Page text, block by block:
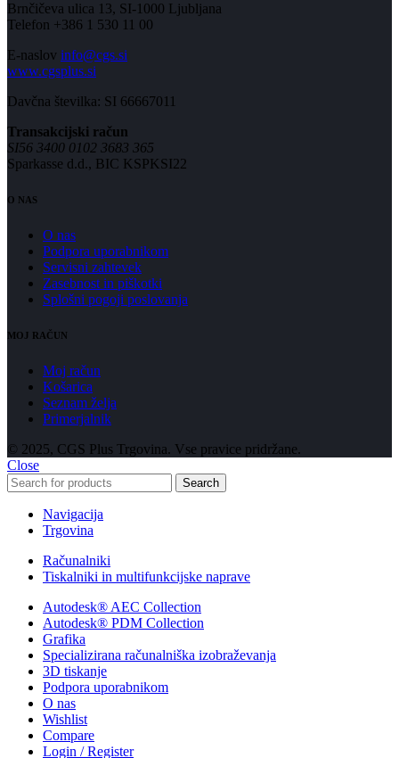
Brnčičeva ulica 13, SI-1000 Ljubljana
Telefon +386 1 530 11 00
E-naslov info@cgs.si
www.cgsplus.si
Davčna številka: SI 66667011
Transakcijski račun
SI56 3400 0102 3683 365
Sparkasse d.d., BIC KSPKSI22
O NAS
O nas
Podpora uporabnikom
Servisni zahtevek
Zasebnost in piškotki
Splošni pogoji poslovanja
MOJ RAČUN
Moj račun
Košarica
Seznam želja
Primerjalnik
© 2025, CGS Plus Trgovina. Vse pravice pridržane.
Close
Search
Navigacija
Trgovina
Računalniki
Tiskalniki in multifunkcijske naprave
Autodesk® AEC Collection
Autodesk® PDM Collection
Grafika
Specializirana računalniška izobraževanja
3D tiskanje
Podpora uporabnikom
O nas
Wishlist
Compare
Login / Register